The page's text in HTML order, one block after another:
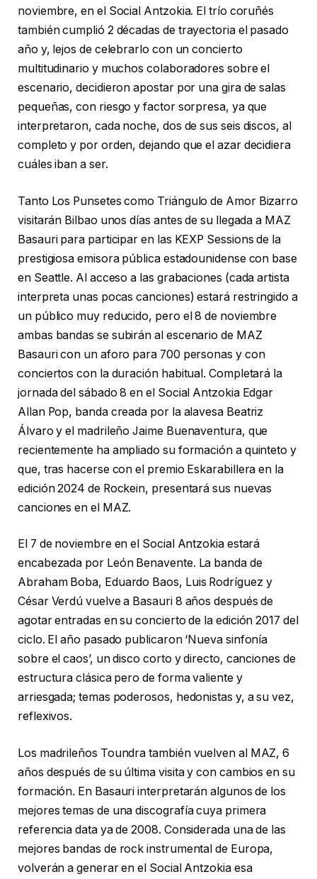
noviembre, en el Social Antzokia. El trío coruñés
también cumplió 2 décadas de trayectoria el pasado
año y, lejos de celebrarlo con un concierto
multitudinario y muchos colaboradores sobre el
escenario, decidieron apostar por una gira de salas
pequeñas, con riesgo y factor sorpresa, ya que
interpretaron, cada noche, dos de sus seis discos, al
completo y por orden, dejando que el azar decidiera
cuáles iban a ser.
Tanto Los Punsetes como Triángulo de Amor Bizarro
visitarán Bilbao unos días antes de su llegada a MAZ
Basauri para participar en las KEXP Sessions de la
prestigiosa emisora pública estadounidense con base
en Seattle. Al acceso a las grabaciones (cada artista
interpreta unas pocas canciones) estará restringido a
un público muy reducido, pero el 8 de noviembre
ambas bandas se subirán al escenario de MAZ
Basauri con un aforo para 700 personas y con
conciertos con la duración habitual. Completará la
jornada del sábado 8 en el Social Antzokia Edgar
Allan Pop, banda creada por la alavesa Beatriz
Álvaro y el madrileño Jaime Buenaventura, que
recientemente ha ampliado su formación a quinteto y
que, tras hacerse con el premio Eskarabillera en la
edición 2024 de Rockein, presentará sus nuevas
canciones en el MAZ.
El 7 de noviembre en el Social Antzokia estará
encabezada por León Benavente. La banda de
Abraham Boba, Eduardo Baos, Luis Rodríguez y
César Verdú vuelve a Basauri 8 años después de
agotar entradas en su concierto de la edición 2017 del
ciclo. El año pasado publicaron ‘Nueva sinfonía
sobre el caos’, un disco corto y directo, canciones de
estructura clásica pero de forma valiente y
arriesgada; temas poderosos, hedonistas y, a su vez,
reflexivos.
Los madrileños Toundra también vuelven al MAZ, 6
años después de su última visita y con cambios en su
formación. En Basauri interpretarán algunos de los
mejores temas de una discografía cuya primera
referencia data ya de 2008. Considerada una de las
mejores bandas de rock instrumental de Europa,
volverán a generar en el Social Antzokia esa